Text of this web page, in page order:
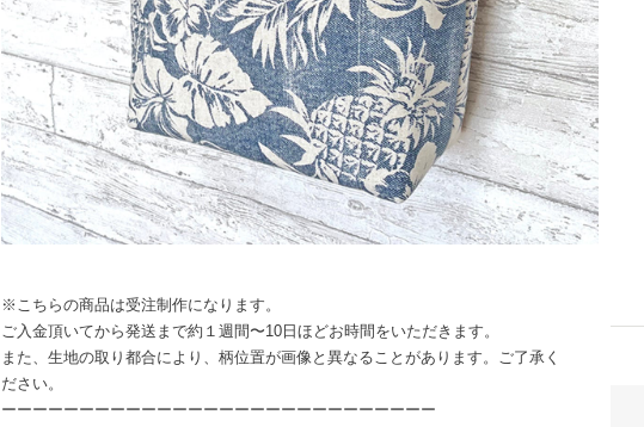
※こちらの商品は受注制作になります。
ご入金頂いてから発送まで約１週間〜10日ほどお時間をいただきます。
また、生地の取り都合により、柄位置が画像と異なることがあります。ご了承く
ださい。
ーーーーーーーーーーーーーーーーーーーーーーーーーーーー